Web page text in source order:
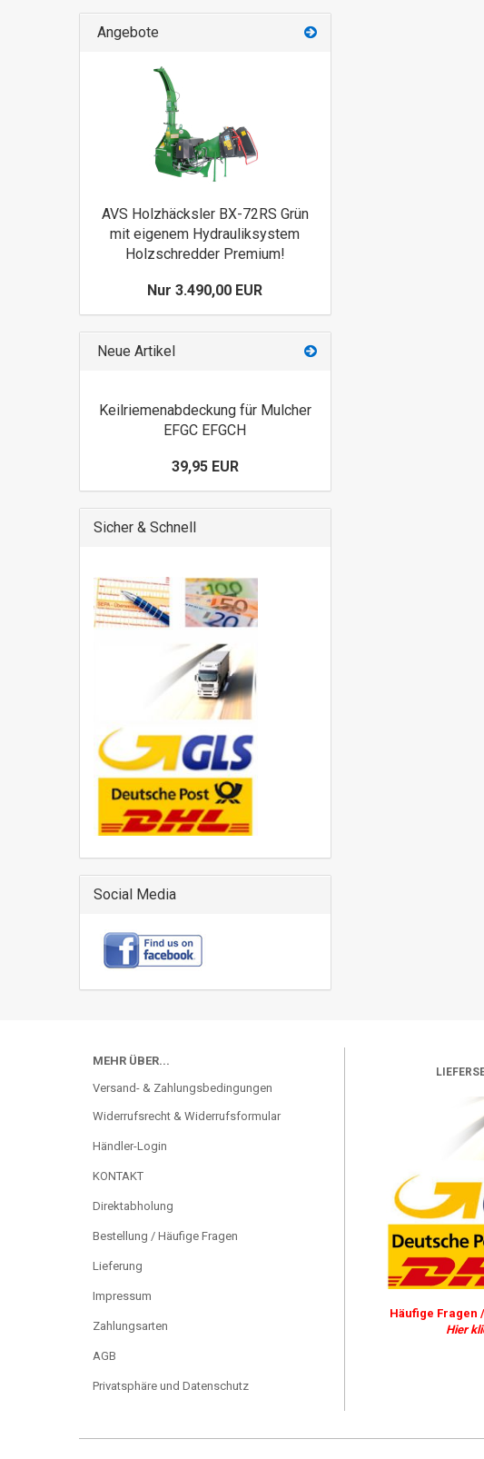
Angebote
AVS Holzhäcksler BX-72RS Grün
mit eigenem Hydrauliksystem
Holzschredder Premium!
Nur 3.490,00 EUR
Neue Artikel
Keilriemenabdeckung für Mulcher
EFGC EFGCH
39,95 EUR
Sicher & Schnell
Social Media
MEHR ÜBER...
Versand- & Zahlungsbedingungen
Widerrufsrecht & Widerrufsformular
Händler-Login
KONTAKT
Direktabholung
Bestellung / Häufige Fragen
Lieferung
Impressum
Zahlungsarten
AGB
Privatsphäre und Datenschutz
Häufige Fragen
Hier